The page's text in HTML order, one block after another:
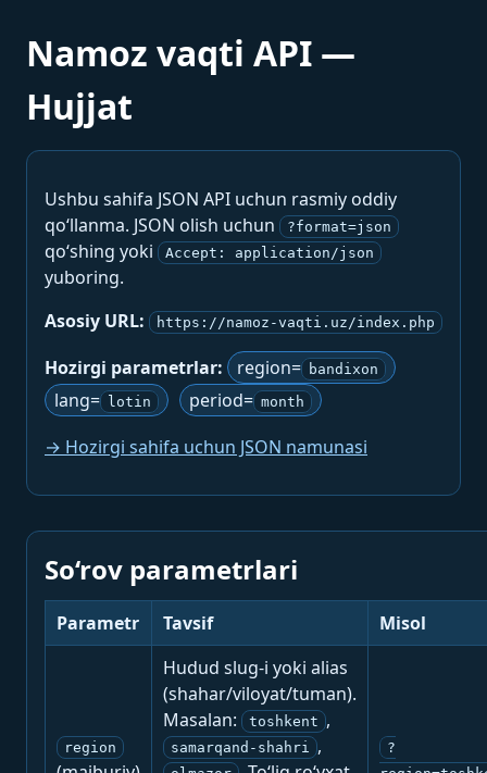
Namoz vaqti API —
Hujjat
Ushbu sahifa JSON API uchun rasmiy oddiy
qo‘llanma. JSON olish uchun
?format=json
qo‘shing yoki Accept: application/json
yuboring.
Asosiy URL:
https://namoz-vaqti.uz/index.php
Hozirgi parametrlar: region= bandixon
lang= lotin period= month
→ Hozirgi sahifa uchun JSON namunasi
So‘rov parametrlari
Parametr Tavsif Misol
region
Hudud slug-i yoki alias
(shahar/viloyat/tuman).
Masalan:
toshkent ,
samarqand-shahri ,
?